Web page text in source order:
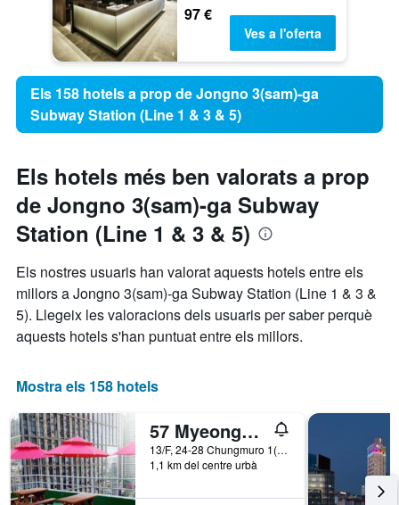
97 €
Ves a l'oferta
Els 158 hotels a prop de Jongno 3(sam)-ga
Subway Station (Line 1 & 3 & 5)
Els hotels més ben valorats a prop
de Jongno 3(sam)-ga Subway
Station (Line 1 & 3 & 5)
Els nostres usuaris han valorat aquests hotels entre els
millors a Jongno 3(sam)-ga Subway Station (Line 1 & 3 &
5). Llegeix les valoracions dels usuaris per saber perquè
aquests hotels s'han puntuat entre els millors.
Mostra els 158 hotels
57 Myeongdong Hostel
13/F, 24-28 Chungmuro 1(il)-ga, Seül, Corea del Sud
1,1 km del centre urbà